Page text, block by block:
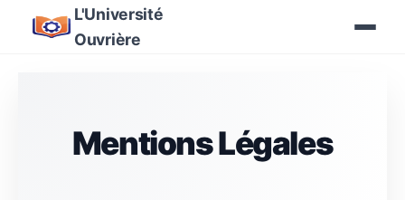
L'Université
Ouvrière
Mentions Légales